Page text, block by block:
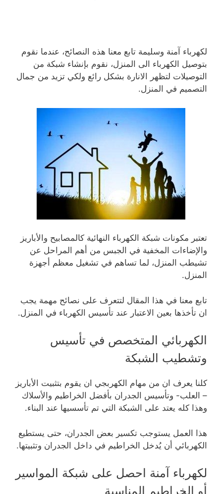
لكهرباء آمنة وسليمة تابع معنا هذه النصائح، عندما نقوم
بتوصيل الكهرباء الى المنزل، نقوم بإنشاء شبكة من
التوصيلات لتظهر الانارة بشكل رائع ولكي تزيد من جمال
التصميم في المنزل.
تعتبر مكونات شبكة الكهرباء النهائية كالمصابيح والأباريز
والإضاءات المخفية في الجبس من أهم المراحل عن
تشيطب المنزل، لما تساهم في تشغيل معظم أجهزة
المنزل.
تابع معنا في هذا المقال لتتعرف على نصائح مهمة يجب
ان تأخذها بعين الاعتبار عند تأسيس الكهرباء في المنزل.
الكهربائي المتخصص في تأسيس
وتشطيب الشبكة
كلنا يعرف ان من مهام الكهربجي ان يقوم بتثبيت الأباريز
– العلب- وتأسيس الجدران بأفضل الخراطيم والأسلاك
وهذا كله يعتد على الشبكة التي تم تأسسيها عند البناء.
هذا العمل يستوجب تكسير بعض الجدران، حتى يستطيع
الكهربائي أن يُدخل الخراطيم في داخل الجدران وتثبيتها.
لكهرباء آمنة احصل على شبكة المواسير
أو الخراطيم المناسبة